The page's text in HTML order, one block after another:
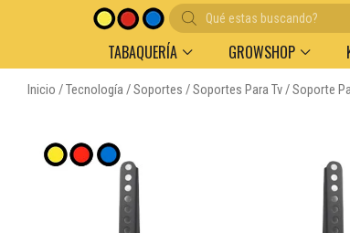
Búsqueda
de
productos
TABAQUERÍA GROWSHOP
Inicio /Tecnología /Soportes /Soportes Para Tv/ Soporte